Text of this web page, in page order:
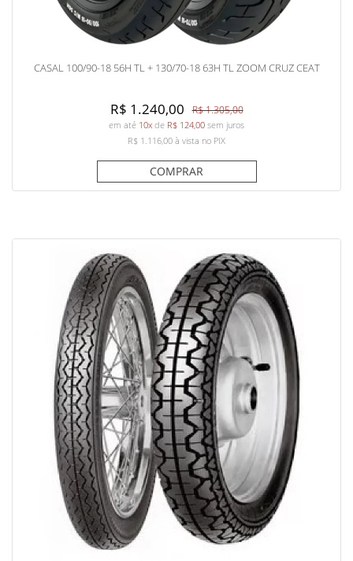
CASAL 100/90-18 56H TL + 130/70-18 63H TL ZOOM CRUZ CEAT
R$ 1.240,00 R$ 1.305,00
em até 10x de R$ 124,00 sem juros
R$ 1.116,00 à vista no PIX
COMPRAR